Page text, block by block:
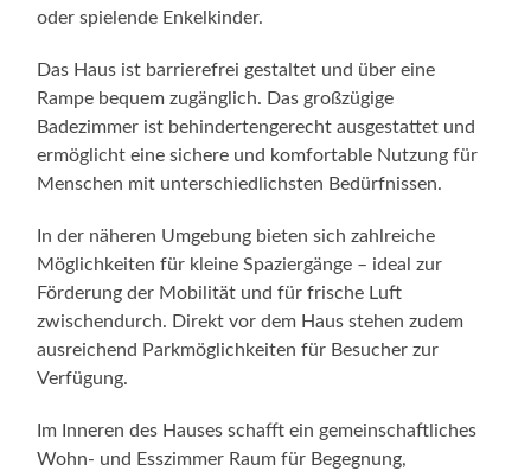
oder spielende Enkelkinder.
Das Haus ist barrierefrei gestaltet und über eine
Rampe bequem zugänglich. Das großzügige
Badezimmer ist behindertengerecht ausgestattet und
ermöglicht eine sichere und komfortable Nutzung für
Menschen mit unterschiedlichsten Bedürfnissen.
In der näheren Umgebung bieten sich zahlreiche
Möglichkeiten für kleine Spaziergänge – ideal zur
Förderung der Mobilität und für frische Luft
zwischendurch. Direkt vor dem Haus stehen zudem
ausreichend Parkmöglichkeiten für Besucher zur
Verfügung.
Im Inneren des Hauses schafft ein gemeinschaftliches
Wohn- und Esszimmer Raum für Begegnung,